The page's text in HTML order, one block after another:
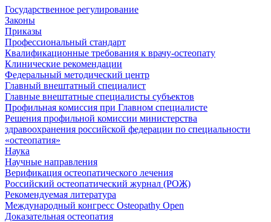
Государственное регулирование
Законы
Приказы
Профессиональный стандарт
Квалификационные требования к врачу-остеопату
Клинические рекомендации
Федеральный методический центр
Главный внештатный специалист
Главные внештатные специалисты субъектов
Профильная комиссия при Главном специалисте
Решения профильной комиссии министерства
здравоохранения российской федерации по специальности
«остеопатия»
Наука
Научные направления
Верификация остеопатического лечения
Российский остеопатический журнал (РОЖ)
Рекомендуемая литература
Международный конгресс Osteopathy Open
Доказательная остеопатия